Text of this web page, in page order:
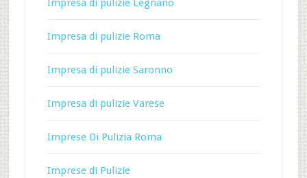
Impresa di pulizie Legnano
Impresa di pulizie Roma
Impresa di pulizie Saronno
Impresa di pulizie Varese
Imprese Di Pulizia Roma
Imprese di Pulizie